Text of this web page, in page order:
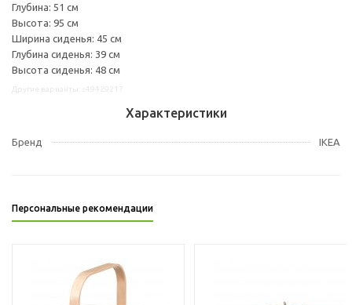
Глубина: 51 см
Высота: 95 см
Ширина сиденья: 45 см
Глубина сиденья: 39 см
Высота сиденья: 48 см
Характеристики
Бренд IKEA
Персональные рекомендации